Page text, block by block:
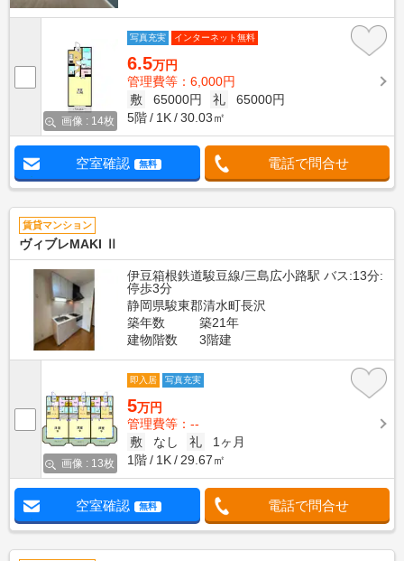
画像 : 14枚
写真充実 インターネット無料
6.5万円
管理費等：6,000円
敷
65000円 礼
65000円
5階
1K 30.03㎡
空室確認 無料 電話で問合せ
賃貸マンション
ヴィブレMAKI Ⅱ
伊豆箱根鉄道駿豆線/三島広小路駅 バス:13分:
停歩3分
静岡県駿東郡清水町長沢
築年数
築21年
建物階数
3階建
画像 : 13枚
即入居 写真充実
5万円
管理費等：--
敷
なし 礼
1ヶ月
1階
1K 29.67㎡
空室確認 無料 電話で問合せ